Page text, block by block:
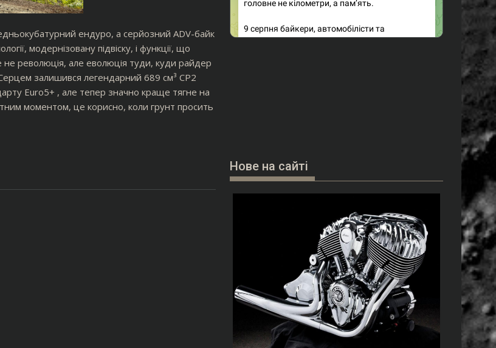
ендуро, а серйозний ADV-байк
модернізовану підвіску, і функції, що
революція, але еволюція туди, куди райдер
залишився легендарний 689 см³ CP2
Euro5+ , але тепер значно краще тягне на
моментом, це корисно, коли грунт просить
Нове на сайті